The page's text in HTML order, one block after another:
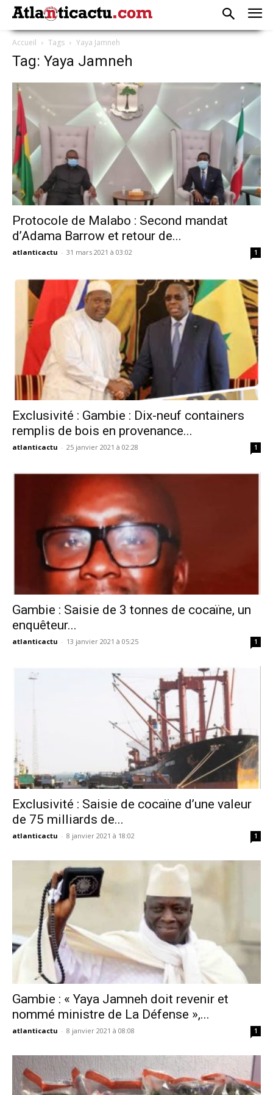
Accueil Tags Yaya Jamneh
Tag: Yaya Jamneh
Protocole de Malabo : Second mandat
d’Adama Barrow et retour de...
atlanticactu - 31 mars 2021 à 03:02 1
Exclusivité : Gambie : Dix-neuf containers
remplis de bois en provenance...
atlanticactu - 25 janvier 2021 à 02:28 1
Gambie : Saisie de 3 tonnes de cocaïne, un
enquêteur...
atlanticactu - 13 janvier 2021 à 05:25 1
Exclusivité : Saisie de cocaïne d’une valeur
de 75 milliards de...
atlanticactu - 8 janvier 2021 à 18:02 1
Gambie : « Yaya Jamneh doit revenir et
nommé ministre de La Défense »,...
atlanticactu - 8 janvier 2021 à 08:08 1